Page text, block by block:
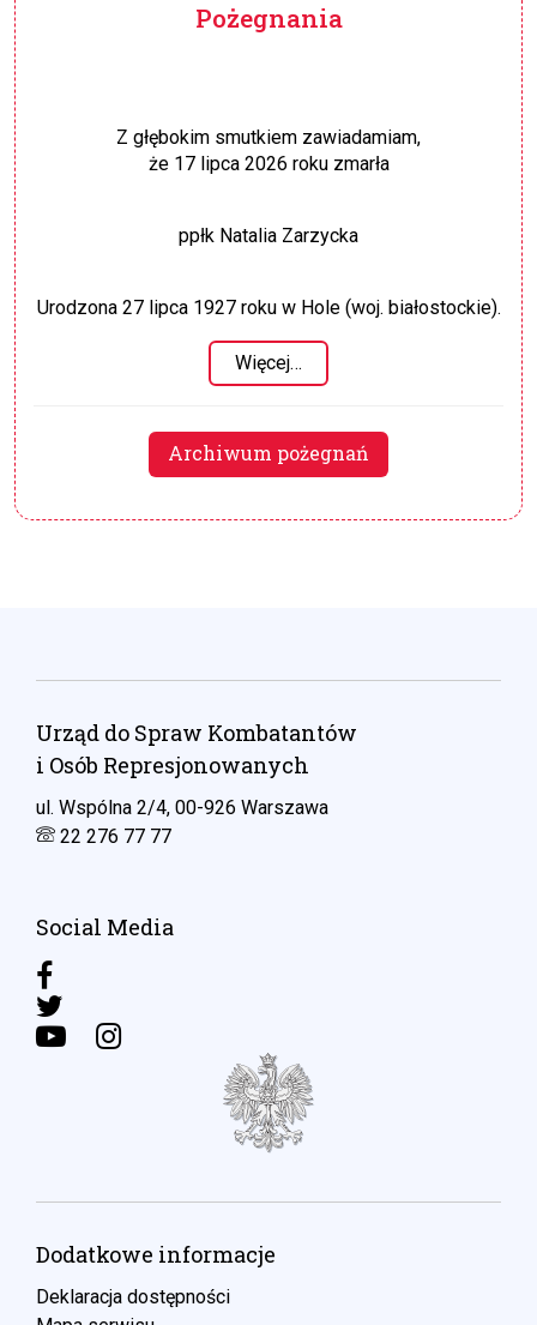
Pożegnania
Z głębokim smutkiem zawiadamiam,
że 17 lipca 2026 roku zmarła
ppłk Natalia Zarzycka
Urodzona 27 lipca 1927 roku w Hole (woj. białostockie).
Więcej…
Archiwum pożegnań
Urząd do Spraw Kombatantów
i Osób Represjonowanych
ul. Wspólna 2/4, 00-926 Warszawa
22 276 77 77
Social Media
Dodatkowe informacje
Deklaracja dostępności